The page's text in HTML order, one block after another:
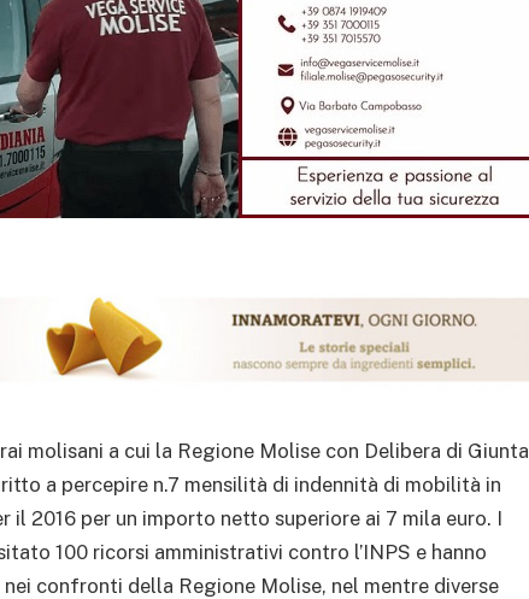
molisani a cui la Regione Molise con Delibera di Giunta
a percepire n.7 mensilità di indennità di mobilità in
il 2016 per un importo netto superiore ai 7 mila euro. I
100 ricorsi amministrativi contro l’INPS e hanno
confronti della Regione Molise, nel mentre diverse